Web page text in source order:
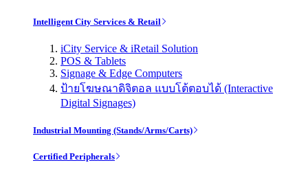
Intelligent City Services & Retail
iCity Service & iRetail Solution
POS & Tablets
Signage & Edge Computers
ป้ายโฆษณาดิจิตอล แบบโต้ตอบได้ (Interactive
Digital Signages)
Industrial Mounting (Stands/Arms/Carts)
Certified Peripherals